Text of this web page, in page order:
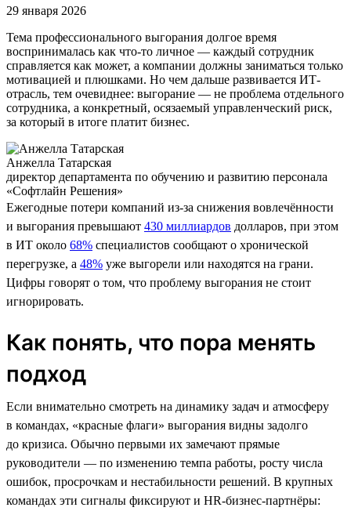
29 января 2026
Тема профессионального выгорания долгое время
воспринималась как что-то личное — каждый сотрудник
справляется как может, а компании должны заниматься только
мотивацией и плюшками. Но чем дальше развивается ИТ-
отрасль, тем очевиднее: выгорание — не проблема отдельного
сотрудника, а конкретный, осязаемый управленческий риск,
за который в итоге платит бизнес.
Анжелла Татарская
директор департамента по обучению и развитию персонала
«Софтлайн Решения»
Ежегодные потери компаний из-за снижения вовлечённости
и выгорания превышают 430 миллиардов долларов, при этом
в ИТ около 68% специалистов сообщают о хронической
перегрузке, а 48% уже выгорели или находятся на грани.
Цифры говорят о том, что проблему выгорания не стоит
игнорировать.
Как понять, что пора менять
подход
Если внимательно смотреть на динамику задач и атмосферу
в командах, «красные флаги» выгорания видны задолго
до кризиса. Обычно первыми их замечают прямые
руководители — по изменению темпа работы, росту числа
ошибок, просрочкам и нестабильности решений. В крупных
командах эти сигналы фиксируют и HR-бизнес-партнёры: